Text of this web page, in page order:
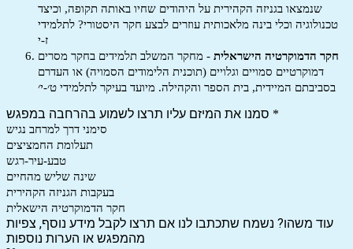
שנמצאו בגניזה הקהירית על היהודים שחיו באותה תקופה, וכיצד
טכנולוגיה וכלי בינה מלאכותית עוזרים לבצע חקר היסטורי? לתלמידי
ז-י
חקר הדמוקרטיה הישראלית - מחקר המשלב תלמידים בחקר מסרים
דמוקרטיים סמויים וגלויים (תוכנית הלימודים הסמויה) או העדרם
בסביבתם המיידית, בית הספר והקהילה. מיועד בעיקר לתלמידי ט׳-י׳
סמנו את המיזם עליו תרצו לשמוע בהרחבה במפגש *
סימני דרך למרחב נגיש
תעלומת החמציצים
טבע-עיר-רגש
שינה שליש מהחיים
בעקבות הגניזה הקהירית
חקר הדמוקרטיה הישאלית
עוד משהו? נשמח שתכתבו לנו אם תרצו לקבל מידע נוסף, צפיות
מהמפגש או הערות נוספות